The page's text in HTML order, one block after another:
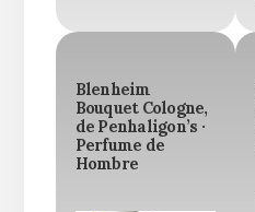
Blenheim
Bouquet Cologne,
de Penhaligon’s ·
Perfume de
Hombre